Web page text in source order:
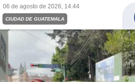
06 de agosto de 2026, 14:44
CIUDAD DE GUATEMALA